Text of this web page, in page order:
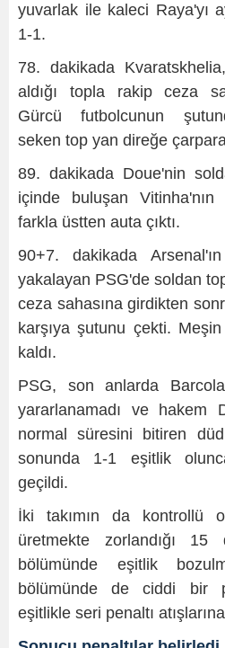
yuvarlak ile kaleci Raya'yı
1-1.
78. dakikada
aldığı topla rakip ceza
Gürcü futbolcunun
seken top yan direğe
89. dakikada Doue'nin
içinde buluşan
farkla üstten auta çıktı.
90+7. dakikada
yakalayan PSG'de soldan
ceza sahasına girdikten
karşıya şutunu çekti.
kaldı.
PSG, son anlarda
yararlanamadı ve hakem
normal süresini bitiren
sonunda 1-1 eşitlik
geçildi.
İki takımın da kontrollü
üretmekte zorlandığı 15
bölümünde eşitlik
bölümünde de ciddi bir
eşitlikle seri penaltı